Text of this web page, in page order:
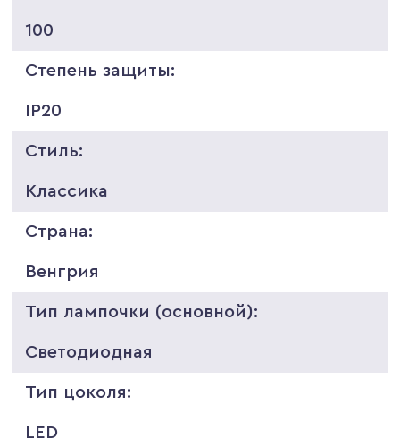
100
Степень защиты:
IP20
Стиль:
Классика
Страна:
Венгрия
Тип лампочки (основной):
Светодиодная
Тип цоколя:
LED